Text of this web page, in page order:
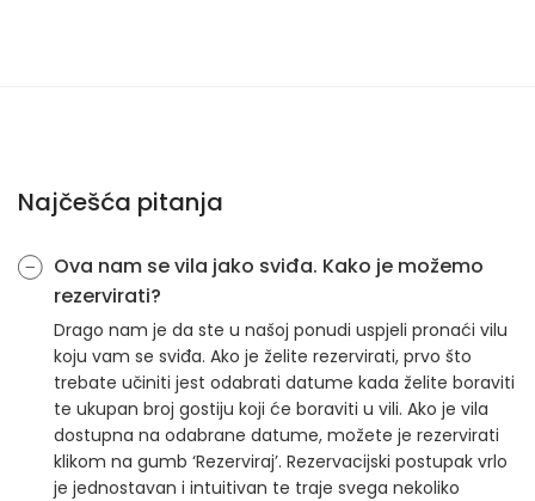
Najčešća pitanja
Ova nam se vila jako sviđa. Kako je možemo
rezervirati?
Drago nam je da ste u našoj ponudi uspjeli pronaći vilu
koju vam se sviđa. Ako je želite rezervirati, prvo što
trebate učiniti jest odabrati datume kada želite boraviti
te ukupan broj gostiju koji će boraviti u vili. Ako je vila
dostupna na odabrane datume, možete je rezervirati
klikom na gumb ‘Rezerviraj’. Rezervacijski postupak vrlo
je jednostavan i intuitivan te traje svega nekoliko